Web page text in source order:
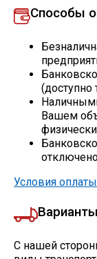
Способы
Вашем
Условия
С нашей